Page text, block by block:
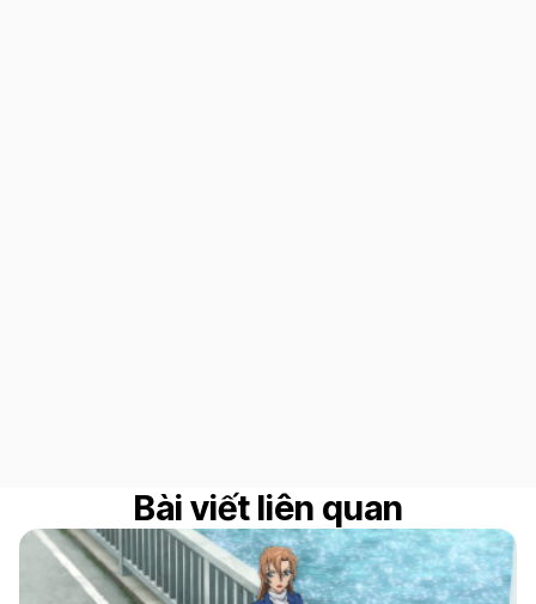
Bài viết liên quan